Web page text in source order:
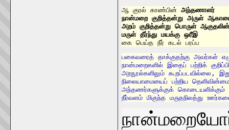
ஆ குரல் காண்பின் அந்தணாளர்
நான்மறை குறித்தன்று அருள்
அறம் குறித்தன்று பொருள் ஆகுதலின்		10
மருள் தீர்ந்து மயக்கு ஒரீஇ
கை பெய்த நீர் கடல் பரப்ப
பகைவரைத் தாக்குதற்கு அவர்கள்
நான்மறைகளில் இதைப் பற்றிக்
அறநூல்களிலும் கூறப்படவில்லை,
நிலையாமையைப் பற்றிய
அந்தணர்களுக்குக்
நீர்வளம் மிகுந்த மருதநிலத்து
நான்மறையோர்